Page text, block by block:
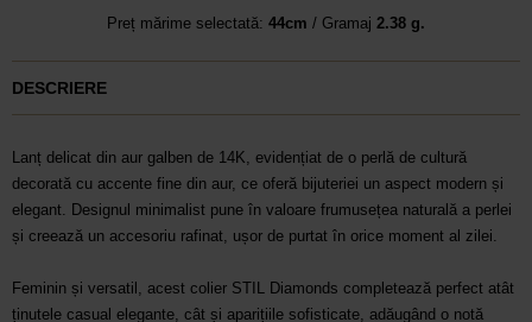
Preț mărime selectată: 44cm / Gramaj 2.38 g.
DESCRIERE
Lanț delicat din aur galben de 14K, evidențiat de o perlă de cultură
decorată cu accente fine din aur, ce oferă bijuteriei un aspect modern și
elegant. Designul minimalist pune în valoare frumusețea naturală a perlei
și creează un accesoriu rafinat, ușor de purtat în orice moment al zilei.
Feminin și versatil, acest colier STIL Diamonds completează perfect atât
ținutele casual elegante, cât și aparițiile sofisticate, adăugând o notă